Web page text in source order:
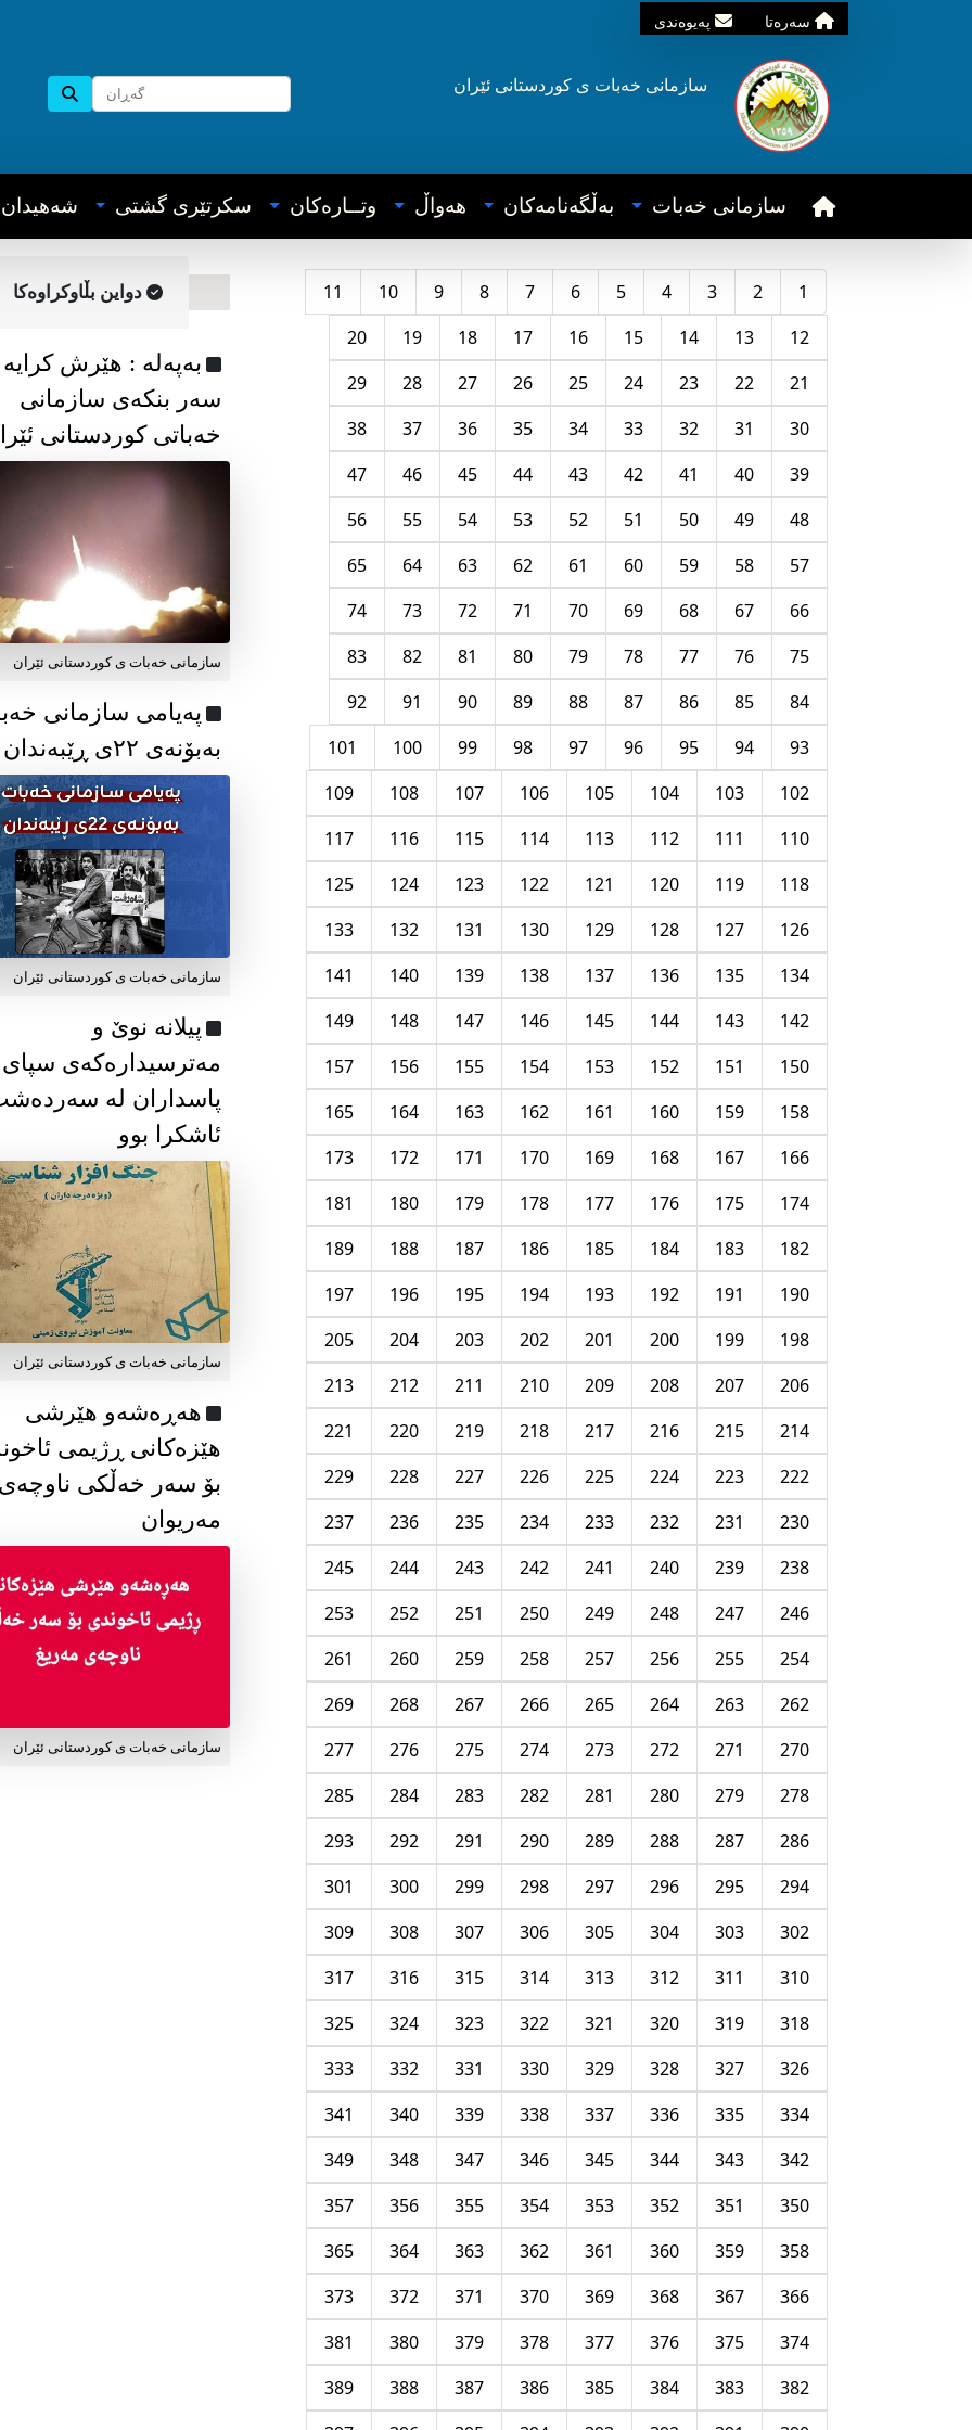
سه‌ره‌تا په‌یوه‌ندی
سازمانی خه‌بات ی کوردستانی ئێران
سازمانی خه‌بات به‌ڵگه‌نامه‌کان هه‌واڵ وتــاره‌کان سکرتێری گشتی شه‌هیدان
1
2
3
4
5
6
7
8
9
10
11
12
13
14
15
16
17
18
19
20
21
22
23
24
25
26
27
28
29
30
31
32
33
34
35
36
37
38
39
40
41
42
43
44
45
46
47
48
49
50
51
52
53
54
55
56
57
58
59
60
61
62
63
64
65
66
67
68
69
70
71
72
73
74
75
76
77
78
79
80
81
82
83
84
85
86
87
88
89
90
91
92
93
94
95
96
97
98
99
100
101
102
103
104
105
106
107
108
109
110
111
112
113
114
115
116
117
118
119
120
121
122
123
124
125
126
127
128
129
130
131
132
133
134
135
136
137
138
139
140
141
142
143
144
145
146
147
148
149
150
151
152
153
154
155
156
157
158
159
160
161
162
163
164
165
166
167
168
169
170
171
172
173
174
175
176
177
178
179
180
181
182
183
184
185
186
187
188
189
190
191
192
193
194
195
196
197
198
199
200
201
202
203
204
205
206
207
208
209
210
211
212
213
214
215
216
217
218
219
220
221
222
223
224
225
226
227
228
229
230
231
232
233
234
235
236
237
238
239
240
241
242
243
244
245
246
247
248
249
250
251
252
253
254
255
256
257
258
259
260
261
262
263
264
265
266
267
268
269
270
271
272
273
274
275
276
277
278
279
280
281
282
283
284
285
286
287
288
289
290
291
292
293
294
295
296
297
298
299
300
301
302
303
304
305
306
307
308
309
310
311
312
313
314
315
316
317
318
319
320
321
322
323
324
325
326
327
328
329
330
331
332
333
334
335
336
337
338
339
340
341
342
343
344
345
346
347
348
349
350
351
352
353
354
355
356
357
358
359
360
361
362
363
364
365
366
367
368
369
370
371
372
373
374
375
376
377
378
379
380
381
382
383
384
385
386
387
388
389
دواین بڵاوکراوه‌کا
به‌په‌له‌ : هێرش کرایە
سەر بنکەی سازمانی
خەباتی کوردستانی
سازمانی خەبات ی کوردستانی ئێران
پەیامی سازمانی
بەبۆنەی ۲۲ی ڕێبەندان
سازمانی خەبات ی كوردستانی ئێران
پیلانە نوێ و
مەترسیدارەکەی سپای
پاسداران لە
ئاشکرا بوو
سازمانی خەبات ی كوردستانی ئێران
هەڕەشەو هێرشی
هێزەکانی ڕژیمی
بۆ سەر خەڵکی
مەریوان
سازمانی خەبات ی کوردستانی ئێران